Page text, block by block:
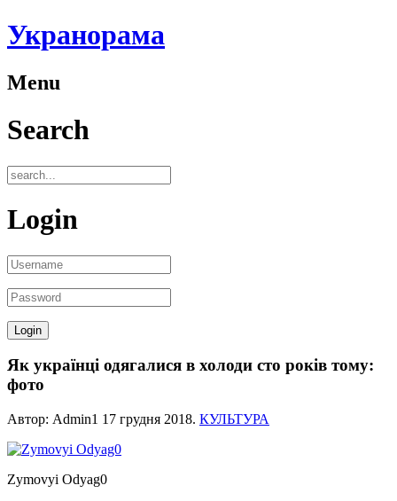
Укранорама
Menu
Search
Login
Як українці одягалися в холоди сто років тому:
фото
Автор: Admin1 17 грудня 2018. КУЛЬТУРА
Zymovyi Odyag0